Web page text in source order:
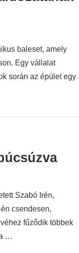
baleset, amely
Egy vállalat
során az épület egy
Szabó Irén,
csendesen,
fűződik többek
…